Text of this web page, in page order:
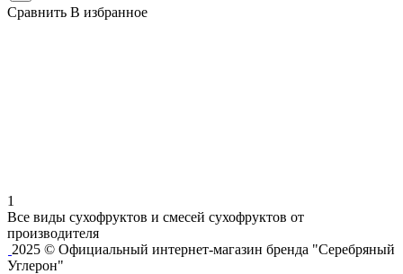
Сравнить В избранное
1
Все виды сухофруктов и смесей сухофруктов от
производителя
2025 © Официальный интернет-магазин бренда "Серебряный
Углерон"